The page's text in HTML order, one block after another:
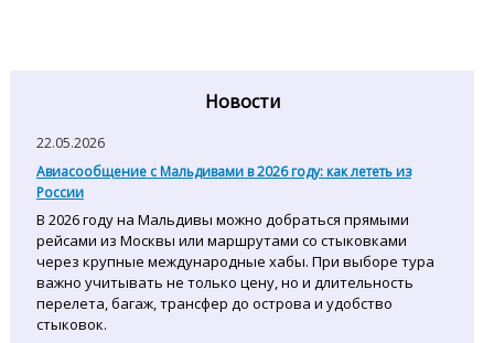
Новости
22.05.2026
Авиасообщение с Мальдивами в 2026 году: как лететь из
России
В 2026 году на Мальдивы можно добраться прямыми
рейсами из Москвы или маршрутами со стыковками
через крупные международные хабы. При выборе тура
важно учитывать не только цену, но и длительность
перелета, багаж, трансфер до острова и удобство
стыковок.